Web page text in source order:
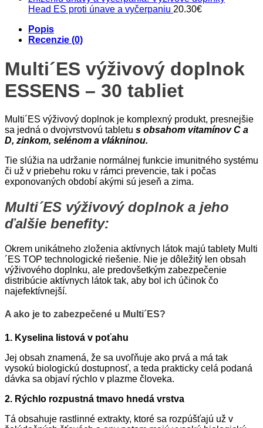
Head ES proti únave a vyčerpaniu 20.30€
Popis
Recenzie (0)
Multi´ES výživový doplnok
ESSENS – 30 tabliet
Multi´ES výživový doplnok je komplexný produkt, presnejšie
sa jedná o dvojvrstvovú tabletu s obsahom vitamínov C a
D, zinkom, selénom a vlákninou.
Tie slúžia na udržanie normálnej funkcie imunitného systému
či už v priebehu roku v rámci prevencie, tak i počas
exponovaných období akými sú jeseň a zima.
Multi´ES výživový doplnok a jeho
ďalšie benefity:
Okrem unikátneho zloženia aktívnych látok majú tablety Multi
´ES TOP technologické riešenie. Nie je dôležitý len obsah
výživového doplnku, ale predovšetkým zabezpečenie
distribúcie aktívnych látok tak, aby bol ich účinok čo
najefektívnejší.
A ako je to zabezpečené u Multi´ES?
1. Kyselina listová v poťahu
Jej obsah znamená, že sa uvoľňuje ako prvá a má tak
vysokú biologickú dostupnosť, a teda prakticky celá podaná
dávka sa objaví rýchlo v plazme človeka.
2. Rýchlo rozpustná tmavo hnedá vrstva
Tá obsahuje rastlinné extrakty, ktoré sa rozpúšťajú už v